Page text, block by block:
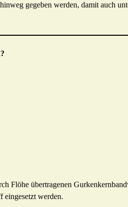
gegeben werden, damit auch
Flöhe übertragenen
eingesetzt werden.